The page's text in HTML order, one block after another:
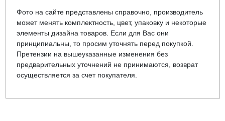
Фото на сайте представлены справочно, производитель
может менять комплектность, цвет, упаковку и некоторые
элементы дизайна товаров. Если для Вас они
принципиальны, то просим уточнять перед покупкой.
Претензии на вышеуказанные изменения без
предварительных уточнений не принимаются, возврат
осуществляется за счет покупателя.